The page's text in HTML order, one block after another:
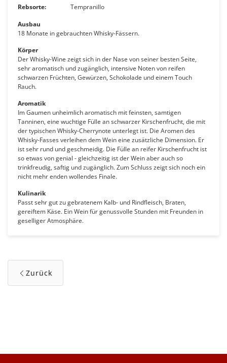
Rebsorte:
Tempranillo
Ausbau
18 Monate in gebrauchten Whisky-Fässern.
Körper
Der Whisky-Wine zeigt sich in der Nase von seiner besten Seite,
sehr aromatisch und zugänglich, intensive Noten von reifen
schwarzen Früchten, Gewürzen, Schokolade und einem Touch
Rauch.
Aromatik
Im Gaumen unheimlich aromatisch mit feinsten, samtigen
Tanninen, eine wuchtige Fülle an schwarzer Kirschenfrucht, die mit
der typischen Whisky-Cherrynote unterlegt ist. Die Aromen des
Whisky-Fasses verleihen dem Wein eine zusätzliche Dimension. Er
ist sehr rund und geschmeidig. Die Fülle an reifer Kirschenfrucht ist
so etwas von genial - gleichzeitig ist der Wein aber auch so
trinkfreudig, saftig und zugänglich. Zum Schluss zeigt sich noch ein
nicht mehr enden wollendes Finale.
Kulinarik
Passt sehr gut zu gebratenem Kalb- und Rindfleisch, Braten,
gereiftem Käse. Ein Wein für genussvolle Stunden mit Freunden in
geselliger Atmosphäre.
Zurück